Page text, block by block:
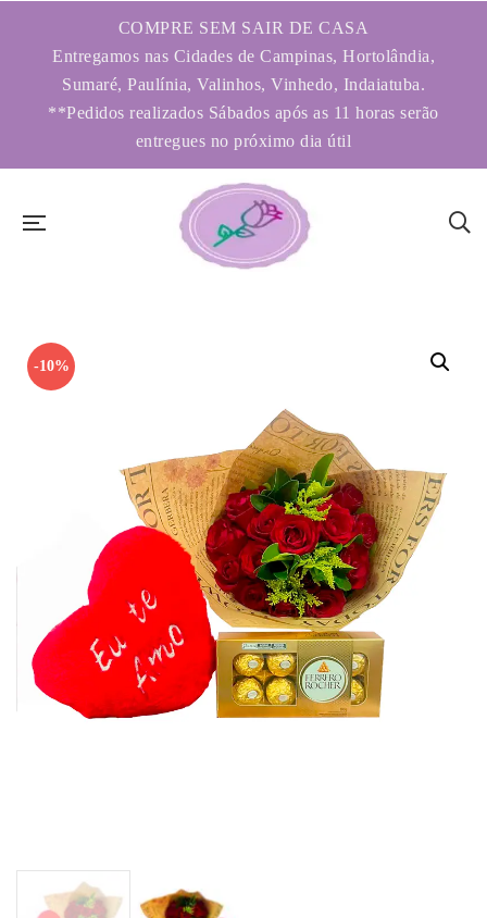
COMPRE SEM SAIR DE CASA
Entregamos nas Cidades de Campinas, Hortolândia,
Sumaré, Paulínia, Valinhos, Vinhedo, Indaiatuba.
**Pedidos realizados Sábados após as 11 horas serão
entregues no próximo dia útil
-10%